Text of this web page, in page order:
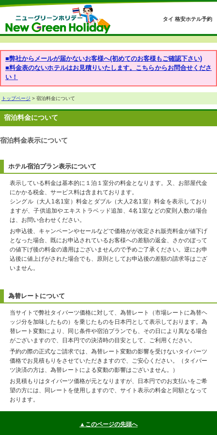
タイ 格安ホテル予約
■弊社からメールが届かないお客様へ(初めてのお客様もご確認下さい)
■料金表のないホテルはお見積りいたします。こちらからお問合せくださ
い！
トップページ > 宿泊料金について
宿泊料金について
宿泊料金表示について
ホテル宿泊プラン表示について
表示している料金は基本的に１泊１室分の料金となります。又、お部屋代金
にかかる税金、サービス料は含まれております。
シングル（大人1名1室）料金とダブル（大人2名1室）料金を表示しており
ますが、子供追加やエキストラベッド追加、4名1室などの変則人数の場合
は、お問い合わせください。
お申込後、キャンペーンやセールなどで価格がが改定され販売料金が値下げ
となった場合、既にお申込されているお客様への差額の返金、さかのぼって
の値下げ後の料金の適用はございませんので予めご了承ください。逆にお申
込後に値上げがされた場合でも、原則としてお申込後の差額の請求等はござ
いません。
為替レートについて
当サイトで弊社タイバーツ価格に対して、為替レート（市場レートに為替ヘ
ッジ分を加味したもの）を乗じたものを日本円として表示しております。為
替レート変動により、同じ条件や宿泊プランでも、その日により異なる場合
がございますので、日本円での決済時の目安として、ご利用ください。
予約の際の正式なご請求では、為替レート変動の影響を受けないタイバーツ
価格でお見積もりをさせていただきますので、ご安心ください。（タイバー
ツ決済の方は、為替レートによる変動の影響はございません。）
お見積もりはタイバーツ価格が元となりますが、日本円でのお支払いをご希
望の方には、同レートを使用しますので、サイト表示の料金と同額となって
おります。
▲このページの先頭へ